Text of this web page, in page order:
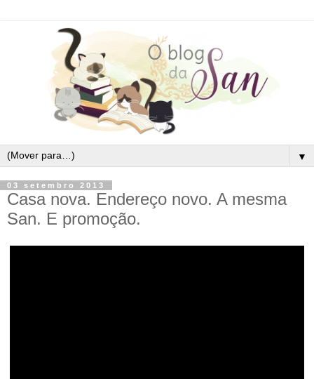
▼
03 setembro 2013
Casa nova. Endereço novo. A mesma
San. E promoção.